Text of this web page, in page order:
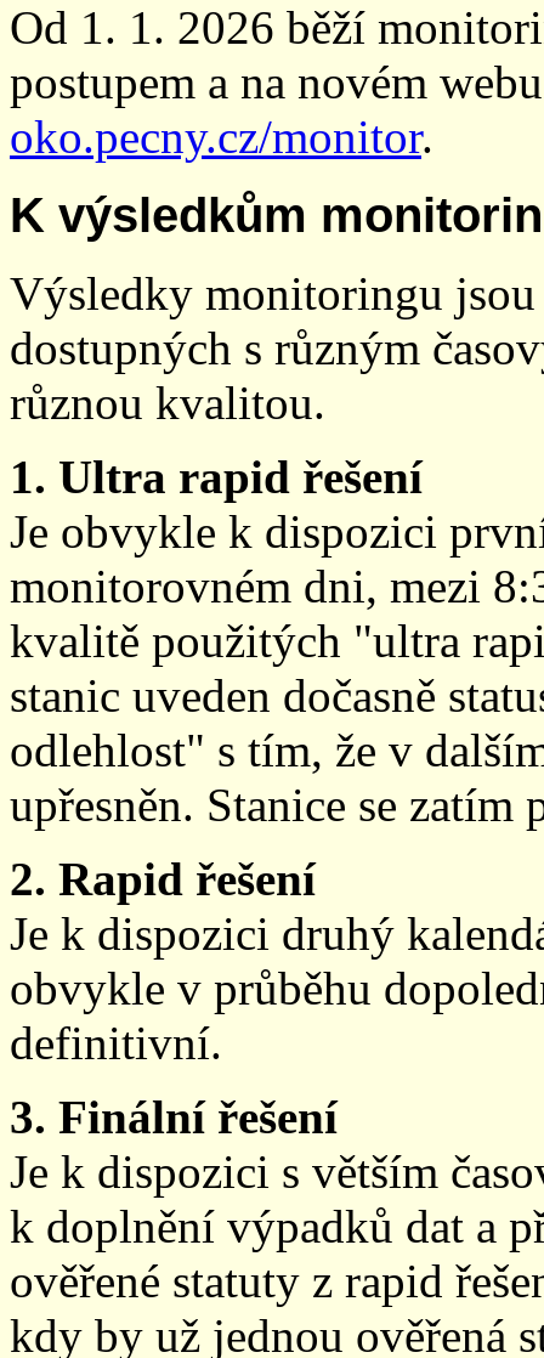
Od 1. 1. 2026 běží
postupem a na novém
oko.pecny.cz/monitor.
K výsledkům
Výsledky monitoringu
dostupných s různým
různou kvalitou.
1. Ultra rapid řešení
Je obvykle k dispozici
monitorovném dni, mezi
kvalitě použitých "ultra
stanic uveden dočasně
odlehlost" s tím, že v
upřesněn. Stanice se zatím
2. Rapid řešení
Je k dispozici druhý
obvykle v průběhu
definitivní.
3. Finální řešení
Je k dispozici s větším
k doplnění výpadků dat a
ověřené statuty z rapid
kdy by už jednou ověřená